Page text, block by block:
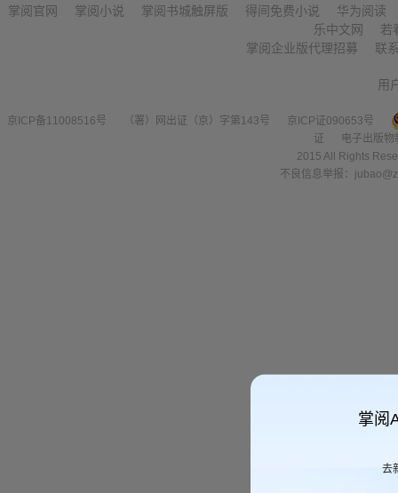
掌阅官网 掌阅小说 掌阅书城触屏版 得间免费小说
华为阅读
乐中文网
若
掌阅企业版代理招募
联
用
京ICP备11008516号 （署）网出证（京）字第143号
京ICP证090653号
证
电子出版
2015 All Rights
不良信息举报：
掌阅
去